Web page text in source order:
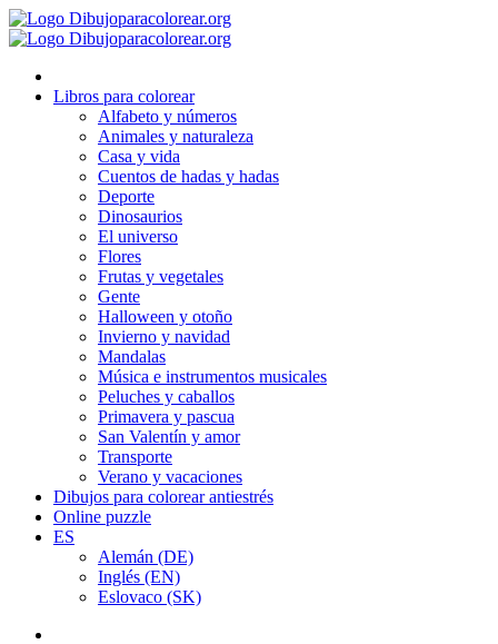
Ir
al
Libros para colorear
Alfabeto y números
Animales y naturaleza
Casa y vida
Cuentos de hadas y hadas
Deporte
Dinosaurios
El universo
Flores
Frutas y vegetales
Gente
Halloween y otoño
Invierno y navidad
Mandalas
Música e instrumentos musicales
Peluches y caballos
Primavera y pascua
San Valentín y amor
Transporte
Verano y vacaciones
Dibujos para colorear antiestrés
Online puzzle
ES
Alemán (DE)
Inglés (EN)
Eslovaco (SK)